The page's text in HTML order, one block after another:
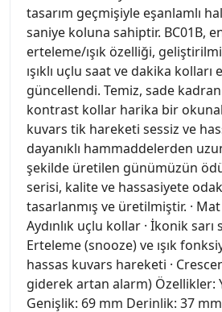
tasarım geçmişiyle eşanlamlı
saniye koluna sahiptir. BC01B,
erteleme/ışık özelliği,
ışıklı uçlu saat ve dakika kolları
güncellendi. Temiz, sade kadran
kontrast kollar harika bir
kuvars tik hareketi sessiz ve
dayanıklı hammaddelerden
şekilde üretilen günümüzün
serisi, kalite ve hassasiyete
tasarlanmış ve üretilmiştir. ·
Aydınlık uçlu kollar · İkonik sarı
Erteleme (snooze) ve ışık
hassas kuvars hareketi ·
giderek artan alarm) Özellikler:
Genişlik: 69 mm Derinlik: 37